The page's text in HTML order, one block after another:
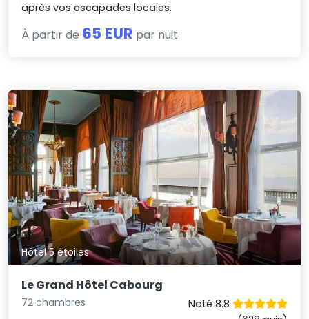
après vos escapades locales.
À partir de 65 EUR par nuit
Hôtel 5 étoiles
Le Grand Hôtel Cabourg
72 chambres
Noté 8.8